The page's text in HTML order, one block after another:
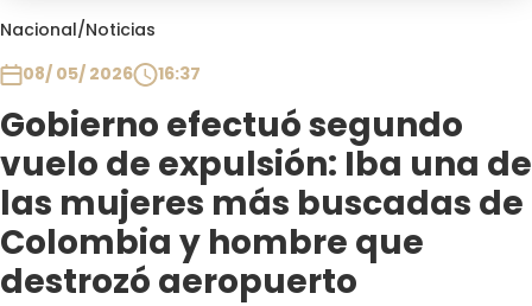
Nacional/Noticias
08/ 05/ 2026
16:37
Gobierno efectuó segundo
vuelo de expulsión: Iba una de
las mujeres más buscadas de
Colombia y hombre que
destrozó aeropuerto
Club De La Comedia
Plan Perfecto
El Tiempo
Sabingo
Todos Los Programas